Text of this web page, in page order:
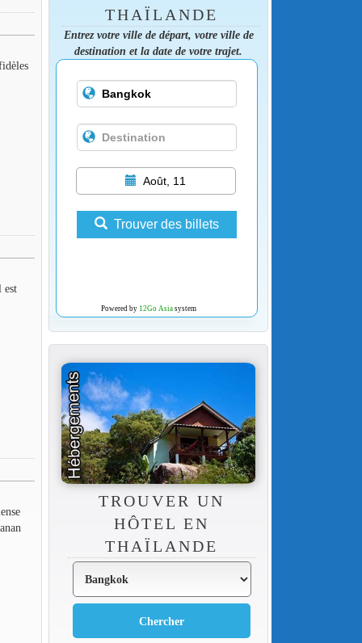
est
THAÏLANDE
Entrez votre ville de départ, votre ville de
destination et la date de votre trajet.
Août, 11
Trouver des billets
Powered by 12Go Asiasystem
TROUVER UN
HÔTEL EN
THAÏLANDE